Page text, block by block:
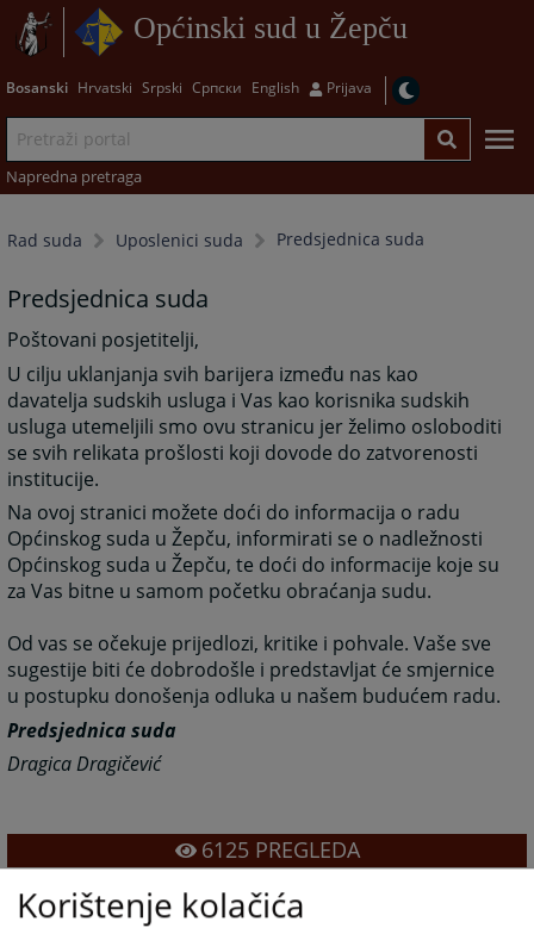
Općinski sud u Žepču
Bosanski Hrvatski Srpski Српски English Prijava
Napredna pretraga
Rad suda Uposlenici suda Predsjednica suda
Predsjednica suda
Poštovani posjetitelji,
U cilju uklanjanja svih barijera između nas kao
davatelja sudskih usluga i Vas kao korisnika sudskih
usluga utemeljili smo ovu stranicu jer želimo osloboditi
se svih relikata prošlosti koji dovode do zatvorenosti
institucije.
Na ovoj stranici možete doći do informacija o radu
Općinskog suda u Žepču, informirati se o nadležnosti
Općinskog suda u Žepču, te doći do informacije koje su
za Vas bitne u samom početku obraćanja sudu.
Od vas se očekuje prijedlozi, kritike i pohvale. Vaše sve
sugestije biti će dobrodošle i predstavljat će smjernice
u postupku donošenja odluka u našem budućem radu.
Predsjednica suda
Dragica Dragičević
6125PREGLEDA
Korištenje kolačića